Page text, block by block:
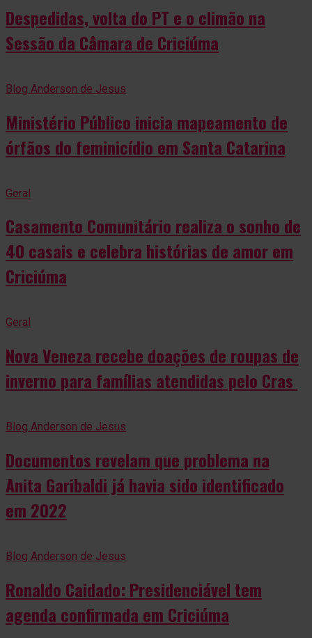
Despedidas, volta do PT e o climão na
Sessão da Câmara de Criciúma
Blog Anderson de Jesus
Ministério Público inicia mapeamento de
órfãos do feminicídio em Santa Catarina
Geral
Casamento Comunitário realiza o sonho de
40 casais e celebra histórias de amor em
Criciúma
Geral
Nova Veneza recebe doações de roupas de
inverno para famílias atendidas pelo Cras
Blog Anderson de Jesus
Documentos revelam que problema na
Anita Garibaldi já havia sido identificado
em 2022
Blog Anderson de Jesus
Ronaldo Caidado: Presidenciável tem
agenda confirmada em Criciúma